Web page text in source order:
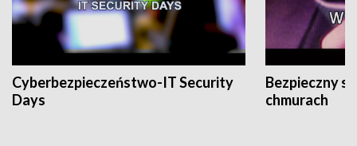
Cyberbezpieczeństwo-IT Security
Days
Bezpieczny
chmurach